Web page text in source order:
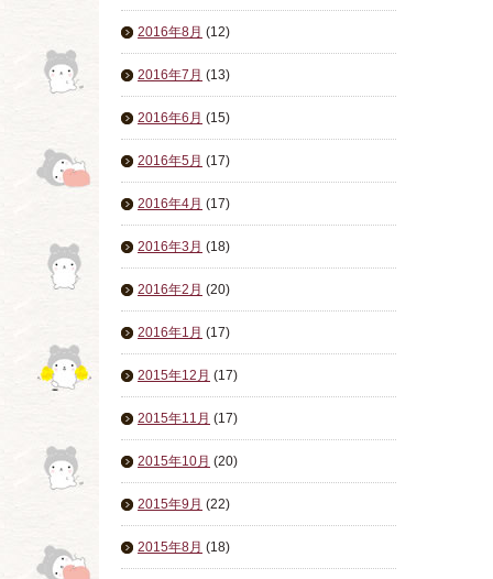
2016年8月 (12)
2016年7月 (13)
2016年6月 (15)
2016年5月 (17)
2016年4月 (17)
2016年3月 (18)
2016年2月 (20)
2016年1月 (17)
2015年12月 (17)
2015年11月 (17)
2015年10月 (20)
2015年9月 (22)
2015年8月 (18)